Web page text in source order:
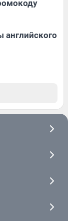
английского